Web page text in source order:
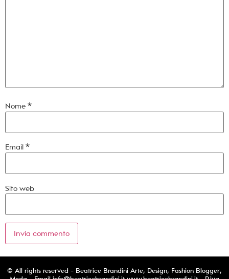
Nome *
Email *
Sito web
© All rights reserved - Beatrice Brandini Arte, Design, Fashion Blogger,